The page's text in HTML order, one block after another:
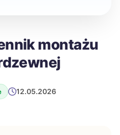
montażu
12.05.2026